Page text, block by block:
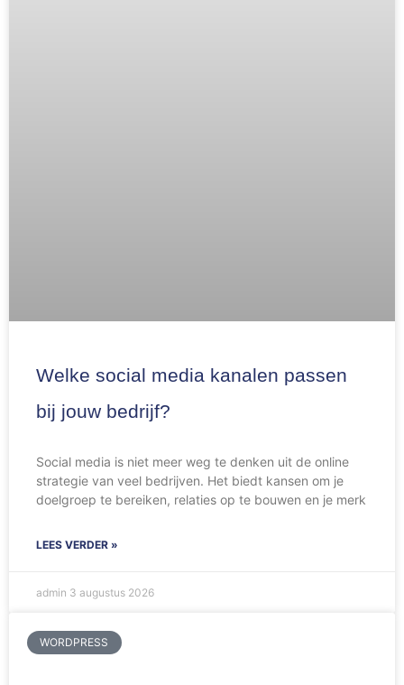
Welke social media kanalen passen
bij jouw bedrijf?
Social media is niet meer weg te denken uit de online
strategie van veel bedrijven. Het biedt kansen om je
doelgroep te bereiken, relaties op te bouwen en je merk
LEES VERDER »
admin 3 augustus 2026
WORDPRESS